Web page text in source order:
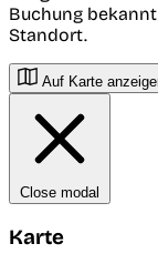
Buchung
Standort.
Auf Karte
Close modal
Karte